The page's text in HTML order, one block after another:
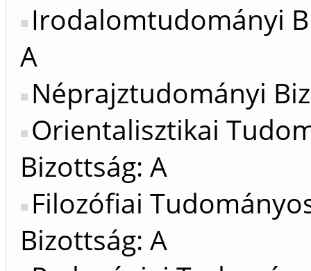
Irodalomtudományi
A
Néprajztudományi
Orientalisztikai
Bizottság: A
Filozófiai
Bizottság: A